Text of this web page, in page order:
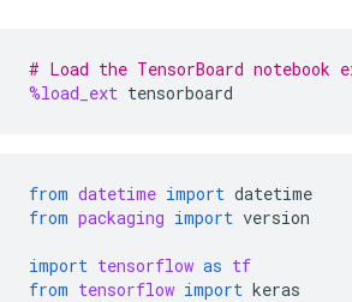
# Load the TensorBoard notebook
%load_ext tensorboard
from datetime import datetime
from packaging import version
import tensorflow as tf
from tensorflow import keras